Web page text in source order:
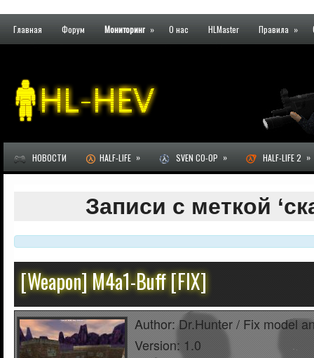
Главная Форум Мониторинг » О нас HLMaster Правила »
НОВОСТИ HALF-LIFE » SVEN CO-OP » HALF-LIFE 2 »
Записи с меткой
[Weapon] M4a1-Buff [FIX]
Author: Dr.Hunter / Fix model
Version: 1.0